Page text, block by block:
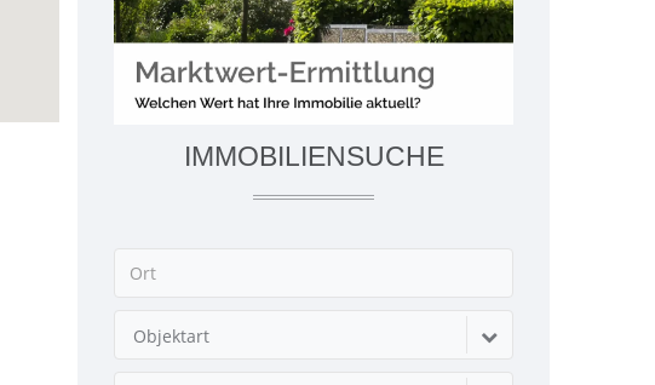
IMMOBILIENSUCHE
Objektart